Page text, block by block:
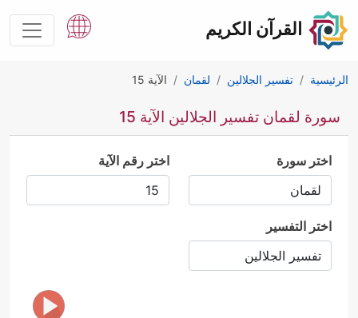
القرآن الكريم
الرئيسية تفسير الجلالين لقمان الآية 15
سورة لقمان تفسير الجلالين الآية 15
اختر سورة اختر رقم الآية
اختر التفسير